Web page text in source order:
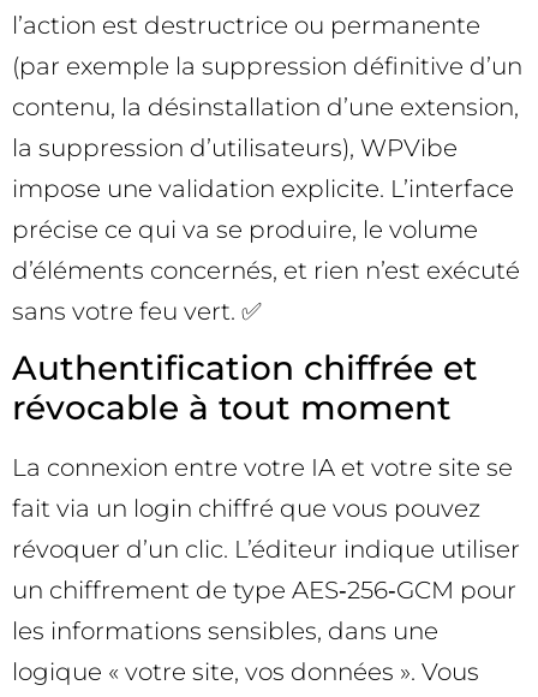
l’action est destructrice ou permanente
(par exemple la suppression définitive d’un
contenu, la désinstallation d’une extension,
la suppression d’utilisateurs), WPVibe
impose une validation explicite. L’interface
précise ce qui va se produire, le volume
d’éléments concernés, et rien n’est exécuté
sans votre feu vert. ✅
Authentification chiffrée et
révocable à tout moment
La connexion entre votre IA et votre site se
fait via un login chiffré que vous pouvez
révoquer d’un clic. L’éditeur indique utiliser
un chiffrement de type AES‑256‑GCM pour
les informations sensibles, dans une
logique « votre site, vos données ». Vous